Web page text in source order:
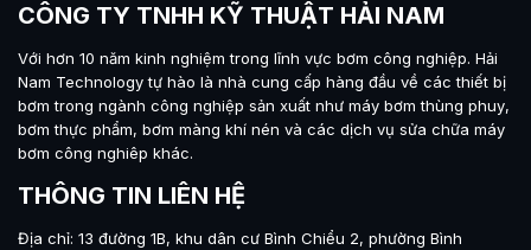
CÔNG TY TNHH KỸ THUẬT HẢI NAM
Với hơn 10 năm kinh nghiệm trong lĩnh vực bơm công nghiệp. Hải
Nam Technologytự hào là nhà cung cấp hàng đầu về các thiết bị
bơm trong ngành công nghiệp sản xuất như máy bơm thùng phuy,
bơm thực phẩm, bơm màng khí nén và các dịch vụ sửa chữa máy
bơm công nghiêp khác.
THÔNG TIN LIÊN HỆ
Địa chỉ: 13 đường 1B, khu dân cư Bình Chiểu 2, phường Bình